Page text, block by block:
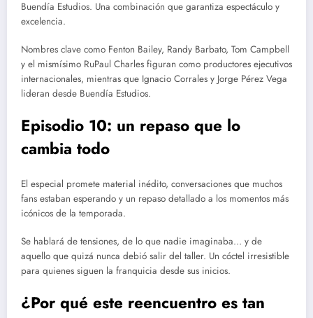
Buendía Estudios. Una combinación que garantiza espectáculo y
excelencia.
Nombres clave como Fenton Bailey, Randy Barbato, Tom Campbell
y el mismísimo RuPaul Charles figuran como productores ejecutivos
internacionales, mientras que Ignacio Corrales y Jorge Pérez Vega
lideran desde Buendía Estudios.
Episodio 10: un repaso que lo
cambia todo
El especial promete material inédito, conversaciones que muchos
fans estaban esperando y un repaso detallado a los momentos más
icónicos de la temporada.
Se hablará de tensiones, de lo que nadie imaginaba… y de
aquello que quizá nunca debió salir del taller. Un cóctel irresistible
para quienes siguen la franquicia desde sus inicios.
¿Por qué este reencuentro es tan